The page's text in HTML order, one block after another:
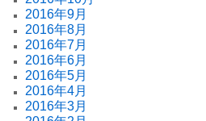
2016年9月
2016年8月
2016年7月
2016年6月
2016年5月
2016年4月
2016年3月